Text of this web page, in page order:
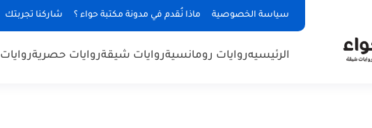
سياسة الخصوصية ماذا نُقدم في مدونة مكتبة حواء ؟ شاركنا تجربتك
الرئيسيهروايات رومانسيةروايات شيقةروايات حصريةروايات